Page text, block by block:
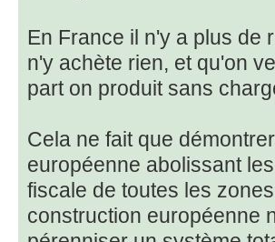
En France il n'y a plus de
n'y achète rien, et qu'on
part on produit sans
Cela ne fait que
européenne abolissant
fiscale de toutes les
construction européenne